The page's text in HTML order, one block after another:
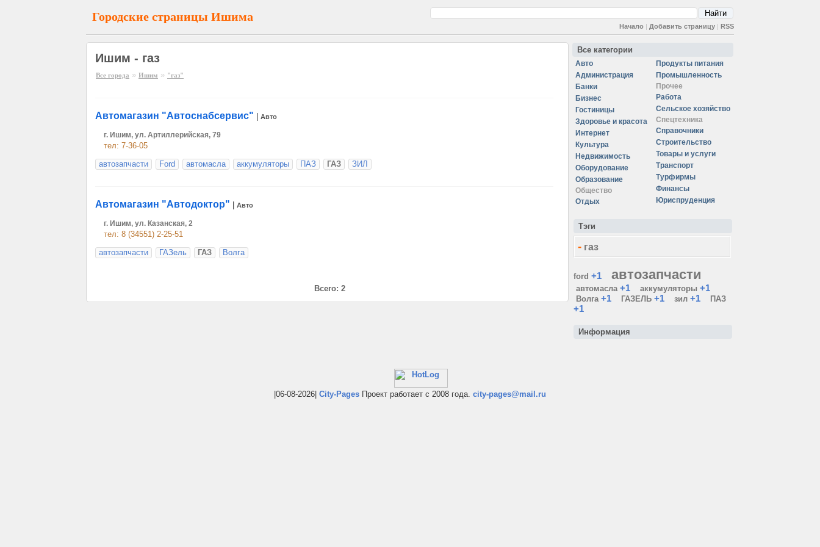
Городские страницы Ишима
Начало | Добавить страницу | RSS
Ишим - газ
Все города » Ишим » "газ"
Автомагазин "Автоснабсервис" Авто
г. Ишим, ул. Артиллерийская, 79
тел: 7-36-05
автозапчасти
Ford автомасла аккумуляторы ПАЗ ГАЗ ЗИЛ
Автомагазин "Автодоктор" Авто
г. Ишим, ул. Казанская, 2
тел: 8 (34551) 2-25-51
автозапчасти
ГАЗель ГАЗ Волга
Всего: 2
Все категории
Авто
Администрация
Банки
Бизнес
Гостиницы
Здоровье и красота
Интернет
Культура
Недвижимость
Оборудование
Образование
Общество
Отдых
Продукты питания
Промышленность
Прочее
Работа
Сельское хозяйство
Спецтехника
Справочники
Строительство
Товары и услуги
Транспорт
Турфирмы
Финансы
Юриспруденция
Тэги
- газ
ford +1 автозапчасти
автомасла +1 аккумуляторы +1
Волга +1 ГАЗЕЛЬ +1 зил +1 ПАЗ
+1
Информация
|06-08-2026| City-Pages Проект работает с 2008 года. city-pages@mail.ru